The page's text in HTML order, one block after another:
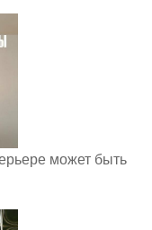
может быть